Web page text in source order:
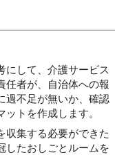
にして、介護サービス
任者が、自治体への報
過不足が無いか、確認
トを作成します。
収集する必要ができた
したおしごとルームを